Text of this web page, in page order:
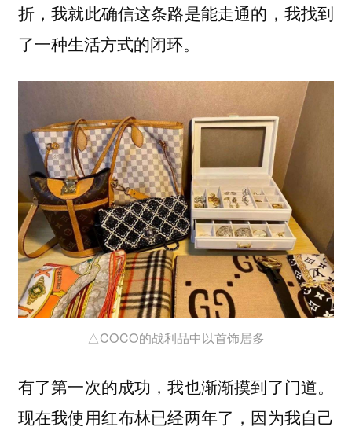
折，我就此确信这条路是能走通的，我找到
了一种生活方式的闭环。
△COCO的战利品中以首饰居多
有了第一次的成功，我也渐渐摸到了门道。
现在我使用红布林已经两年了，因为我自己